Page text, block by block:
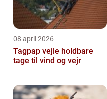
08 april 2026
Tagpap vejle holdbare
tage til vind og vejr